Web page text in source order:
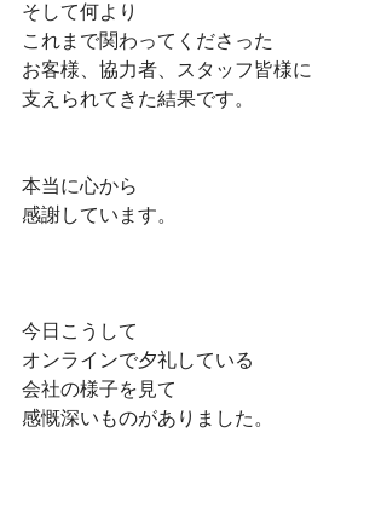
そして何より
これまで関わってくださった
お客様、協力者、スタッフ皆様に
支えられてきた結果です。
本当に心から
感謝しています。
今日こうして
オンラインで夕礼している
会社の様子を見て
感慨深いものがありました。